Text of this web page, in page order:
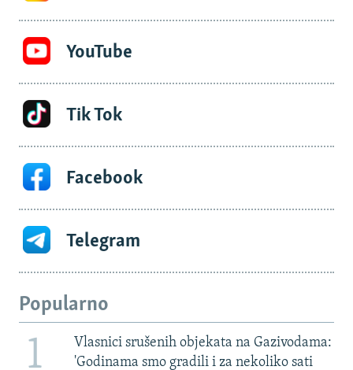
YouTube
Tik Tok
Facebook
Telegram
Popularno
1
Vlasnici srušenih objekata na Gazivodama:
'Godinama smo gradili i za nekoliko sati